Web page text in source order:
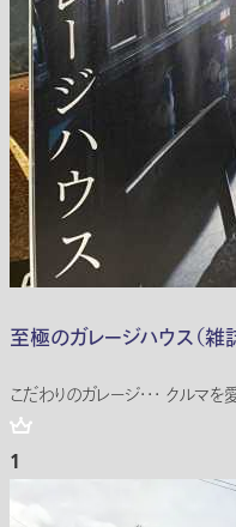
至極のガレージハウス（雑
こだわりのガレージ・・・ クルマ
1